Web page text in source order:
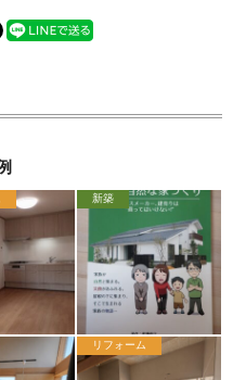
新築
リフォーム